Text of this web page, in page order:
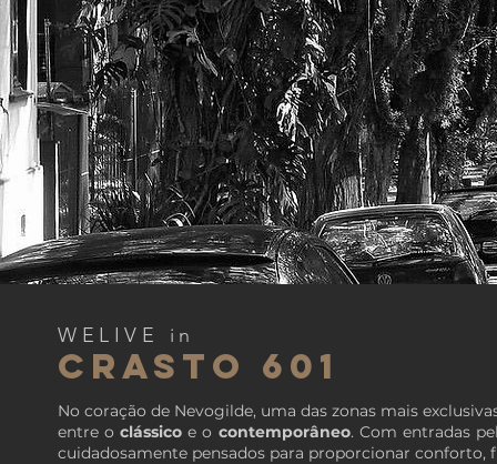
WELIVE in
CRASTO 601
No coração de Nevogilde, uma das zonas mais
entre oclássico e o contemporâneo. Com entradas
cuidadosamente pensados para proporcionar conforto,